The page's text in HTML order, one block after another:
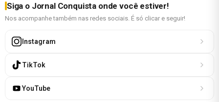
Siga o Jornal Conquista onde você estiver!
Nos acompanhe também nas redes sociais. É só clicar e seguir!
Instagram
TikTok
YouTube